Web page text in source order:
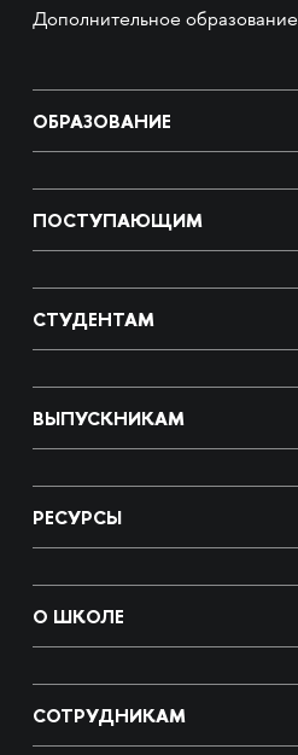
Дополнительное образование
ОБРАЗОВАНИЕ
ПОСТУПАЮЩИМ
СТУДЕНТАМ
ВЫПУСКНИКАМ
РЕСУРСЫ
О ШКОЛЕ
СОТРУДНИКАМ